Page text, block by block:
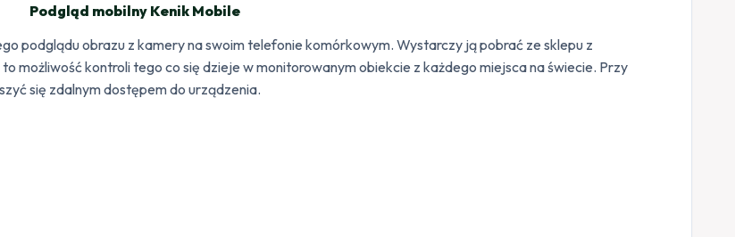
Podgląd mobilny Kenik Mobile
podglądu obrazu z kamery na swoim telefonie komórkowym. Wystarczy ją pobrać ze sklepu z
możliwość kontroli tego co się dzieje w monitorowanym obiekcie z każdego miejsca na świecie. Przy
się zdalnym dostępem do urządzenia.